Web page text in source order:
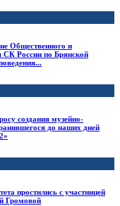
Общественного и
СК России по Брянской
создания музейно-
до наших дней
простились с участницей
Громовой